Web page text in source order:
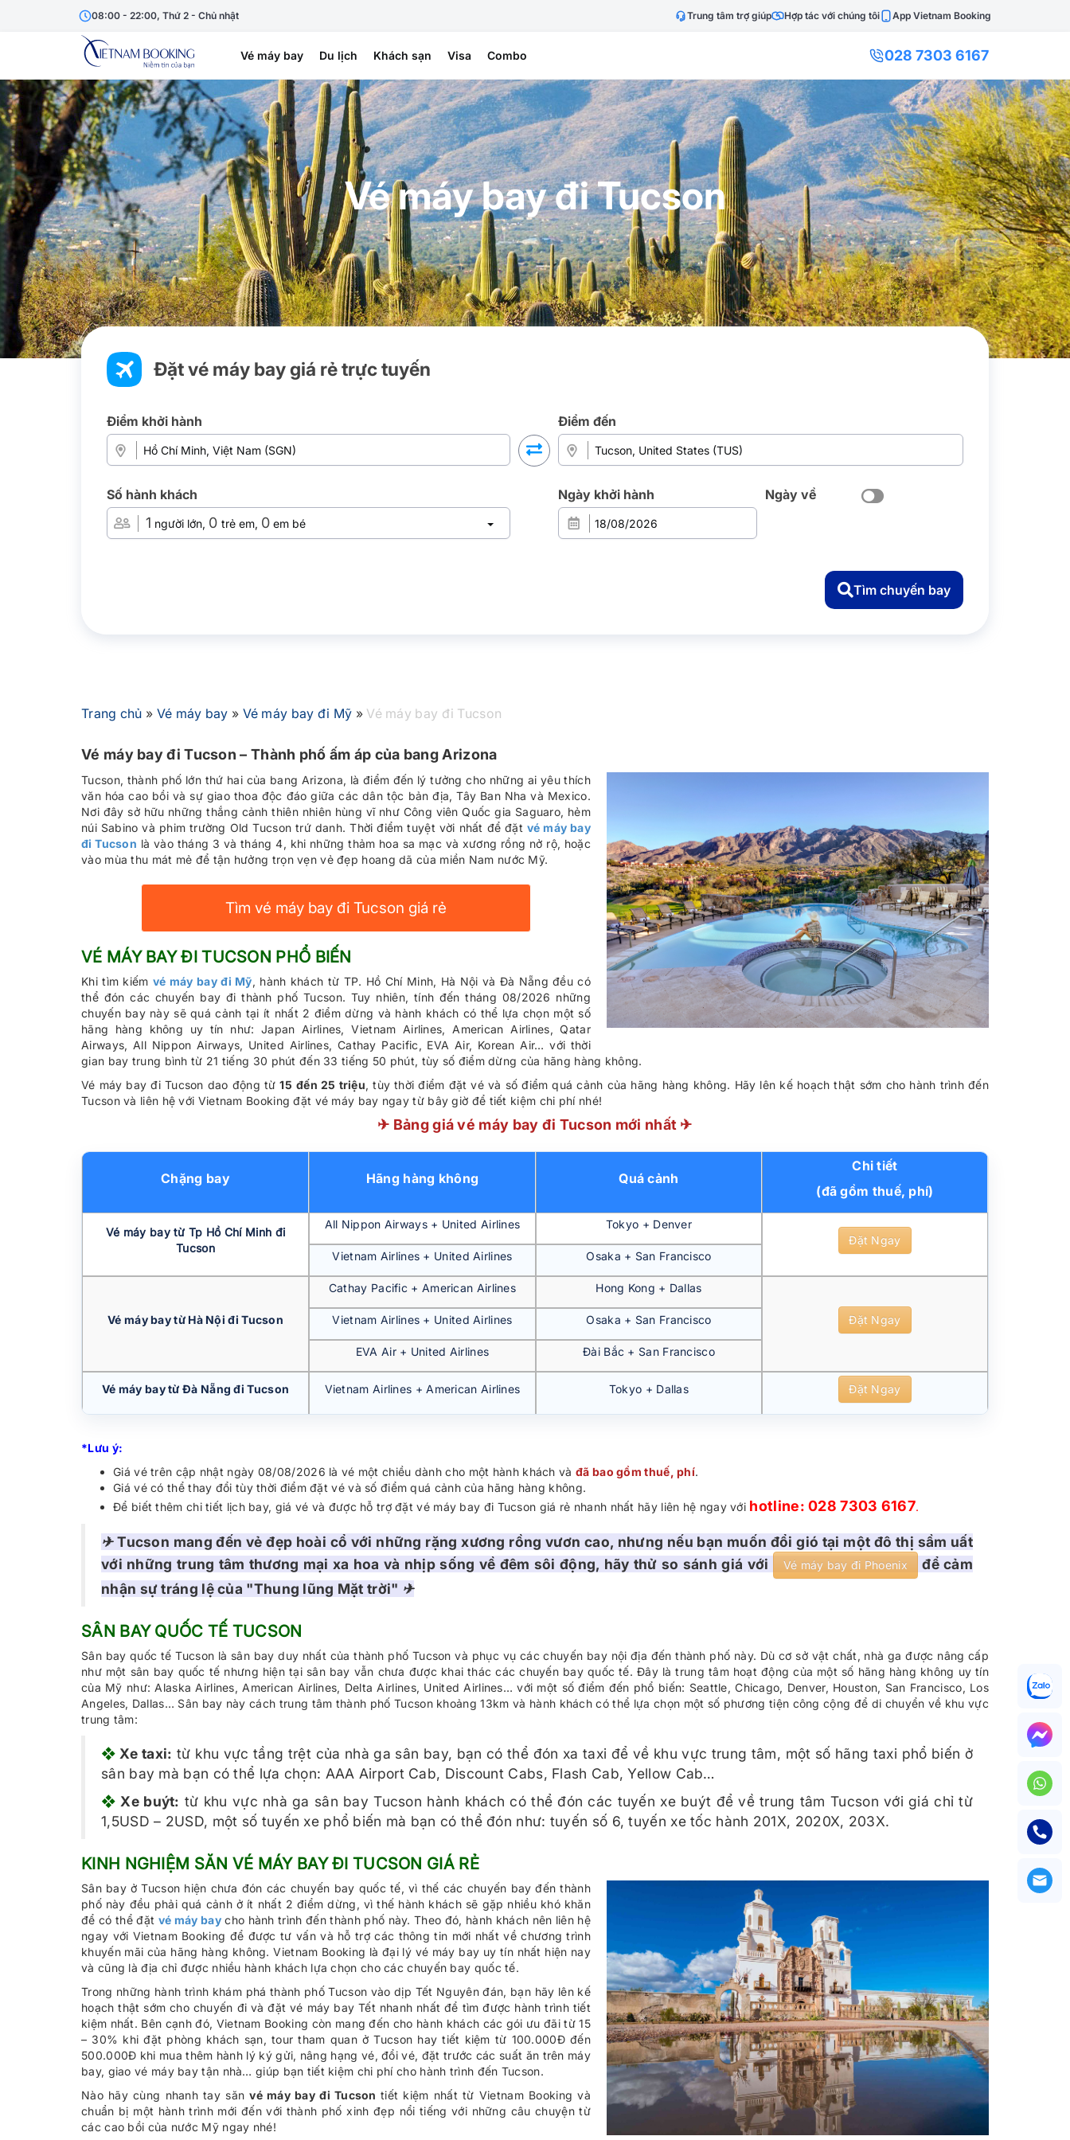
08:00 - 22:00, Thứ 2 - Chủ nhật Trung tâm trợ giúp Hợp tác với chúng tôi App Vietnam Booking
Vé máy bay Du lịch Khách sạn Visa Combo 028 7303 6167
Vé máy bay đi Tucson
Đặt vé máy bay giá rẻ trực tuyến
Điểm khởi hành Điểm đến
Số hành khách
1 người lớn, 0 trẻ em, 0 em bé
Ngày khởi hành Ngày về
Tìm chuyến bay
Trang chủ » Vé máy bay » Vé máy bay đi Mỹ » Vé máy bay đi Tucson
Vé máy bay đi Tucson – Thành phố ấm áp của bang Arizona
Tucson, thành phố lớn thứ hai của bang Arizona, là điểm đến lý tưởng cho những ai yêu thích
văn hóa cao bồi và sự giao thoa độc đáo giữa các dân tộc bản địa, Tây Ban Nha và Mexico.
Nơi đây sở hữu những thắng cảnh thiên nhiên hùng vĩ như Công viên Quốc gia Saguaro, hẻm
núi Sabino và phim trường Old Tucson trứ danh. Thời điểm tuyệt vời nhất để đặt vé máy bay
đi Tucson là vào tháng 3 và tháng 4, khi những thảm hoa sa mạc và xương rồng nở rộ, hoặc
vào mùa thu mát mẻ để tận hưởng trọn vẹn vẻ đẹp hoang dã của miền Nam nước Mỹ.
Tìm vé máy bay đi Tucson giá rẻ
VÉ MÁY BAY ĐI TUCSON PHỔ BIẾN
Khi tìm kiếm vé máy bay đi Mỹ, hành khách từ TP. Hồ Chí Minh, Hà Nội và Đà Nẵng đều có
thể đón các chuyến bay đi thành phố Tucson. Tuy nhiên, tính đến tháng 08/2026 những
chuyến bay này sẽ quá cảnh tại ít nhất 2 điểm dừng và hành khách có thể lựa chọn một số
hãng hàng không uy tín như: Japan Airlines, Vietnam Airlines, American Airlines, Qatar
Airways, All Nippon Airways, United Airlines, Cathay Pacific, EVA Air, Korean Air… với thời
gian bay trung bình từ 21 tiếng 30 phút đến 33 tiếng 50 phút, tùy số điểm dừng của hãng hàng không.
Vé máy bay đi Tucson dao động từ15 đến 25 triệu, tùy thời điểm đặt vé và số điểm quá cảnh của hãng hàng không. Hãy lên kế hoạch thật sớm cho hành trình đến
Tucson và liên hệ với Vietnam Booking đặt vé máy bay ngay từ bây giờ để tiết kiệm chi phí nhé!
✈ Bảng giá vé máy bay đi Tucson mới nhất ✈
Chặng bay Hãng hàng không Quá cảnh
Chi tiết
(đã gồm thuế, phí)
Vé máy bay từ Tp Hồ Chí Minh đi
Tucson
All Nippon Airways + United Airlines
Tokyo + Denver
Đặt Ngay
Vietnam Airlines + United Airlines
Osaka + San Francisco
Vé máy bay từ Hà Nội đi Tucson
Cathay Pacific + American Airlines Hong Kong + Dallas
Đặt Ngay
Vietnam Airlines + United Airlines Osaka + San Francisco
EVA Air + United Airlines Đài Bắc + San Francisco
Vé máy bay từ Đà Nẵng đi Tucson Vietnam Airlines + American Airlines Tokyo + Dallas Đặt Ngay
*Lưu ý:
Giá vé trên cập nhật ngày 08/08/2026 là vé một chiều dành cho một hành khách và đã bao gồm thuế, phí.
Giá vé có thể thay đổi tùy thời điểm đặt vé và số điểm quá cảnh của hãng hàng không.
Để biết thêm chi tiết lịch bay, giá vé và được hỗ trợ đặt vé máy bay đi Tucson giá rẻ nhanh nhất hãy liên hệ ngay với hotline: 028 7303 6167.
✈ Tucson mang đến vẻ đẹp hoài cổ với những rặng xương rồng vươn cao, nhưng nếu bạn muốn đổi gió tại một đô thị sầm uất
với những trung tâm thương mại xa hoa và nhịp sống về đêm sôi động, hãy thử so sánh giá với
Vé máy bay đi Phoenix
để cảm
nhận sự tráng lệ của "Thung lũng Mặt trời" ✈
SÂN BAY QUỐC TẾ TUCSON
Sân bay quốc tế Tucson là sân bay duy nhất của thành phố Tucson và phục vụ các chuyến bay nội địa đến thành phố này. Dù cơ sở vật chất, nhà ga được nâng cấp
như một sân bay quốc tế nhưng hiện tại sân bay vẫn chưa được khai thác các chuyến bay quốc tế. Đây là trung tâm hoạt động của một số hãng hàng không uy tín
của Mỹ như: Alaska Airlines, American Airlines, Delta Airlines, United Airlines… với một số điểm đến phổ biến: Seattle, Chicago, Denver, Houston, San Francisco, Los
Angeles, Dallas… Sân bay này cách trung tâm thành phố Tucson khoảng 13km và hành khách có thể lựa chọn một số phương tiện công cộng để di chuyển về khu vực
trung tâm:
❖ Xe taxi: từ khu vực tầng trệt của nhà ga sân bay, bạn có thể đón xa taxi để về khu vực trung tâm, một số hãng taxi phổ biến ở
sân bay mà bạn có thể lựa chọn: AAA Airport Cab, Discount Cabs, Flash Cab, Yellow Cab…
❖ Xe buýt: từ khu vực nhà ga sân bay Tucson hành khách có thể đón các tuyến xe buýt để về trung tâm Tucson với giá chỉ từ
1,5USD – 2USD, một số tuyến xe phổ biến mà bạn có thể đón như: tuyến số 6, tuyến xe tốc hành 201X, 2020X, 203X.
KINH NGHIỆM SĂN VÉ MÁY BAY ĐI TUCSON GIÁ RẺ
Sân bay ở Tucson hiện chưa đón các chuyến bay quốc tế, vì thế các chuyến bay đến thành
phố này đều phải quá cảnh ở ít nhất 2 điểm dừng, vì thế hành khách sẽ gặp nhiều khó khăn
để có thể đặt vé máy baycho hành trình đến thành phố này. Theo đó, hành khách nên liên hệ
ngay với Vietnam Booking để được tư vấn và hỗ trợ các thông tin mới nhất về chương trình
khuyến mãi của hãng hàng không. Vietnam Booking là đại lý vé máy bay uy tín nhất hiện nay
và cũng là địa chỉ được nhiều hành khách lựa chọn cho các chuyến bay quốc tế.
Trong những hành trình khám phá thành phố Tucson vào dịp Tết Nguyên đán, bạn hãy lên kế
hoạch thật sớm cho chuyến đi và đặt vé máy bay Tết nhanh nhất để tìm được hành trình tiết
kiệm nhất. Bên cạnh đó, Vietnam Booking còn mang đến cho hành khách các gói ưu đãi từ 15
– 30% khi đặt phòng khách sạn, tour tham quan ở Tucson hay tiết kiệm từ 100.000Đ đến
500.000Đ khi mua thêm hành lý ký gửi, nâng hạng vé, đổi vé, đặt trước các suất ăn trên máy
bay, giao vé máy bay tận nhà… giúp bạn tiết kiệm chi phí cho hành trình đến Tucson.
Nào hãy cùng nhanh tay sănvé máy bay đi Tucson tiết kiệm nhất từ Vietnam Booking và
chuẩn bị một hành trình mới đến với thành phố xinh đẹp nổi tiếng với những câu chuyện từ
các cao bồi của nước Mỹ ngay nhé!